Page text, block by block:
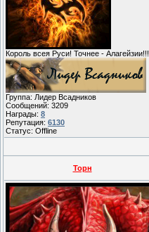
Король всея Руси! Точнее - Алагейзии!!!
Группа: Лидер Всадников
Сообщений: 3209
Награды: 8
Репутация: 6130
Статус: Offline
Торн